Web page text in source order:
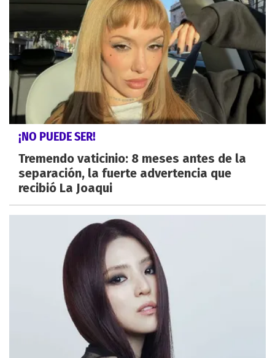
¡NO PUEDE SER!
Tremendo vaticinio: 8 meses antes de la
separación, la fuerte advertencia que
recibió La Joaqui